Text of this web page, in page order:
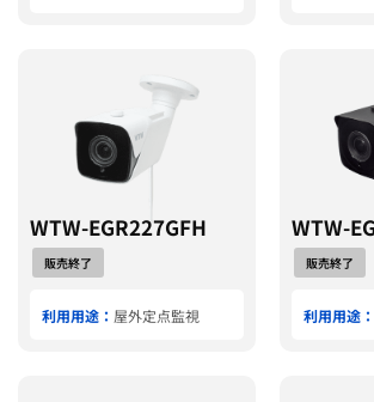
WTW-EGR227GFH
販売終了
利用用途： 屋外定点監視
WTW-
販売終了
利用用途：